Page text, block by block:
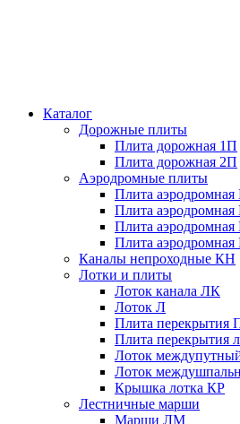
Каталог
Дорожные плиты
Плита дорожная 1П
Плита дорожная 2П
Аэродромные плиты
Плита
Плита
Плита
Плита
Каналы непроходные КН
Лотки и плиты
Лоток канала ЛК
Лоток Л
Плита перекрытия
Плита перекрытия
Лоток
Лоток
Крышка лотка КР
Лестничные марши
Марши ЛМ